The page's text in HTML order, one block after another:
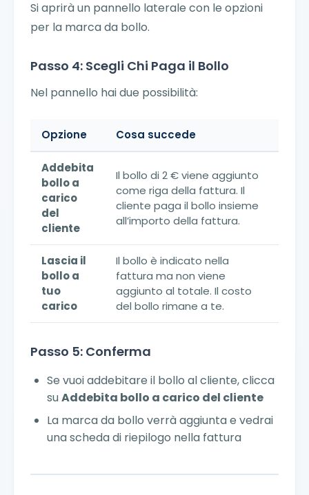
Si aprirà un pannello laterale con le opzioni
per la marca da bollo.
Passo 4: Scegli Chi Paga il Bollo
Nel pannello hai due possibilità:
Opzione Cosa succede
Addebita
bollo a
carico
del
cliente
Il bollo di 2 € viene aggiunto
come riga della fattura. Il
cliente paga il bollo insieme
all’importo della fattura.
Lascia il
bollo a
tuo
carico
Il bollo è indicato nella
fattura ma non viene
aggiunto al totale. Il costo
del bollo rimane a te.
Passo 5: Conferma
Se vuoi addebitare il bollo al cliente, clicca
suAddebita bollo a carico del cliente
La marca da bollo verrà aggiunta e vedrai
una scheda di riepilogo nella fattura